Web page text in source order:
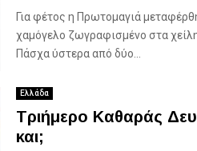
Για φέτος η Πρωτομαγιά
χαμόγελο ζωγραφισμένο στα
Πάσχα ύστερα από δύο...
Ελλάδα
Τριήμερο Καθαράς
και;